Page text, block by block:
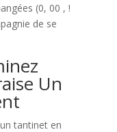
(0, 00 , !
de se
Un
tantinet en